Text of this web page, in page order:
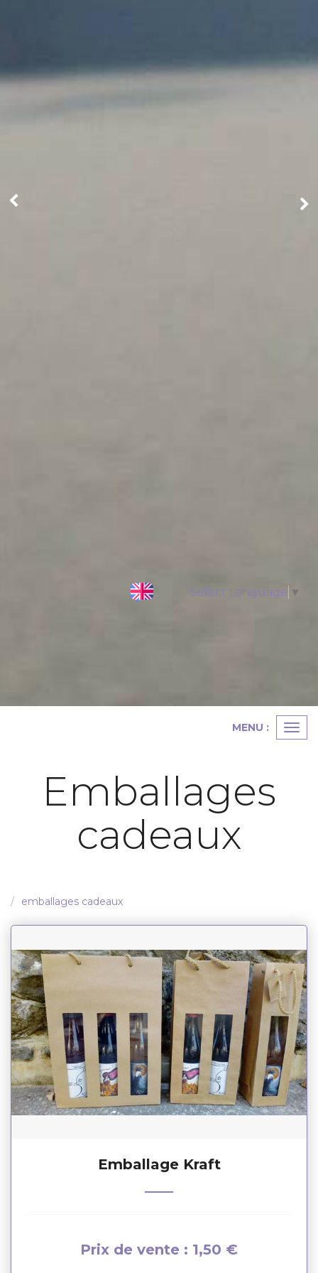
Select Language ▼
MENU :
Emballages
cadeaux
emballages cadeaux
Emballage Kraft
Prix de vente : 1,50 €